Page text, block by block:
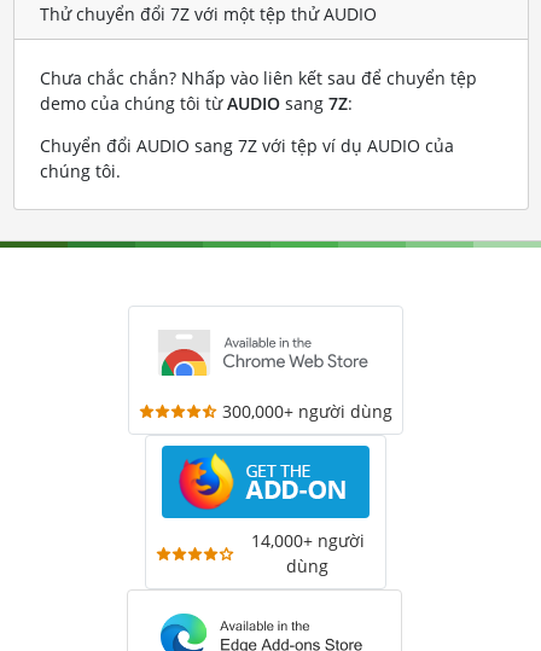
Thử chuyển đổi 7Z với một tệp thử AUDIO
Chưa chắc chắn? Nhấp vào liên kết sau để chuyển tệp
demo của chúng tôi từAUDIOsang 7Z:
Chuyển đổi AUDIO sang 7Z với tệp ví dụ AUDIO của
chúng tôi.
300,000+ người dùng
14,000+ người
dùng